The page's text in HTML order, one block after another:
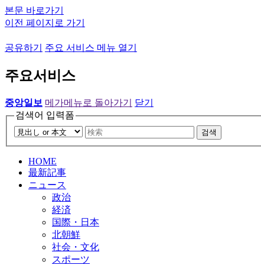
본문 바로가기
이전 페이지로 가기
공유하기 주요 서비스 메뉴 열기
주요서비스
중앙일보 메가메뉴로 돌아가기
닫기
검색어 입력폼
검색
HOME
最新記事
ニュース
政治
経済
国際・日本
北朝鮮
社会・文化
スポーツ